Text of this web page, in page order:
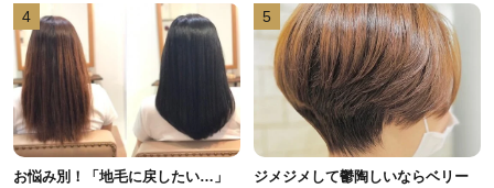
4
お悩み別！「地毛に戻したい…」
5
ジメジメして鬱陶しいならベリー